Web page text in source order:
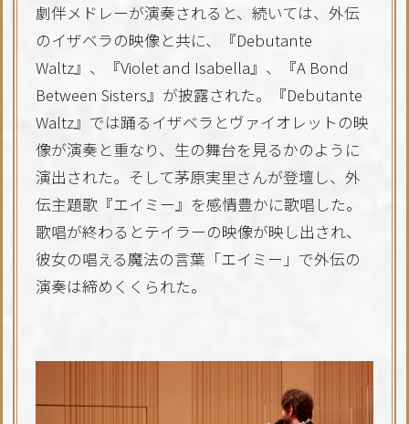
劇伴メドレーが演奏されると、続いては、外伝
のイザベラの映像と共に、『Debutante
Waltz』、『Violet and Isabella』、『A Bond
Between Sisters』が披露された。『Debutante
Waltz』では踊るイザベラとヴァイオレットの映
像が演奏と重なり、生の舞台を見るかのように
演出された。そして茅原実里さんが登壇し、外
伝主題歌『エイミー』を感情豊かに歌唱した。
歌唱が終わるとテイラーの映像が映し出され、
彼女の唱える魔法の言葉「エイミー」で外伝の
演奏は締めくくられた。